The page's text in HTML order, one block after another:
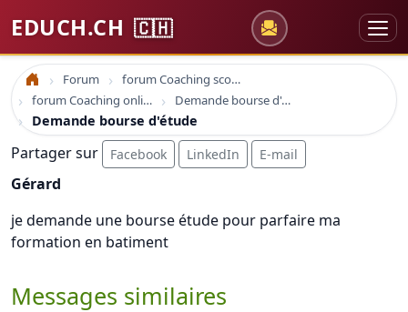
EDUCH.CH 🇨🇭
Accueil Forum
forum Coaching scolaire
forum Coaching online formation professionelle emploi education
Demande bourse d'étude
Demande bourse d'étude
Partager sur Facebook LinkedIn E-mail
Gérard
je demande une bourse étude pour parfaire ma
formation en batiment
Messages similaires